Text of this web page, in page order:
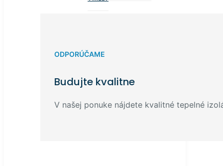
ODPORÚČAME
Budujte kvalitne
V našej ponuke nájdete kvalitné tepelné